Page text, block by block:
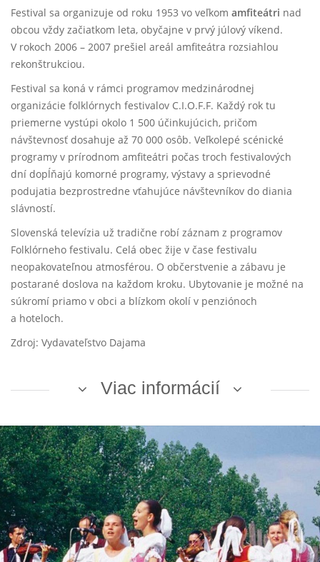
Festival sa organizuje od roku 1953 vo veľkom amfiteátri nad
obcou vždy začiatkom leta, obyčajne v prvý júlový víkend.
V rokoch 2006 – 2007 prešiel areál amfiteátra rozsiahlou
rekonštrukciou.
Festival sa koná v rámci programov medzinárodnej
organizácie folklórnych festivalov C.I.O.F.F. Každý rok tu
priemerne vystúpi okolo 1 500 účinkujúcich, pričom
návštevnosť dosahuje až 70 000 osôb. Veľkolepé scénické
programy v prírodnom amfiteátri počas troch festivalových
dní dopĺňajú komorné programy, výstavy a sprievodné
podujatia bezprostredne vťahujúce návštevníkov do diania
slávností.
Slovenská televízia už tradične robí záznam z programov
Folklórneho festivalu. Celá obec žije v čase festivalu
neopakovateľnou atmosférou. O občerstvenie a zábavu je
postarané doslova na každom kroku. Ubytovanie je možné na
súkromí priamo v obci a blízkom okolí v penziónoch
a hoteloch.
Zdroj: Vydavateľstvo Dajama
Viac informácií